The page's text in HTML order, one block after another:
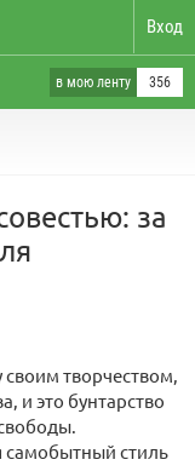
Вход
в мою ленту 356
за
творчеством,
и это бунтарство
самобытный стиль